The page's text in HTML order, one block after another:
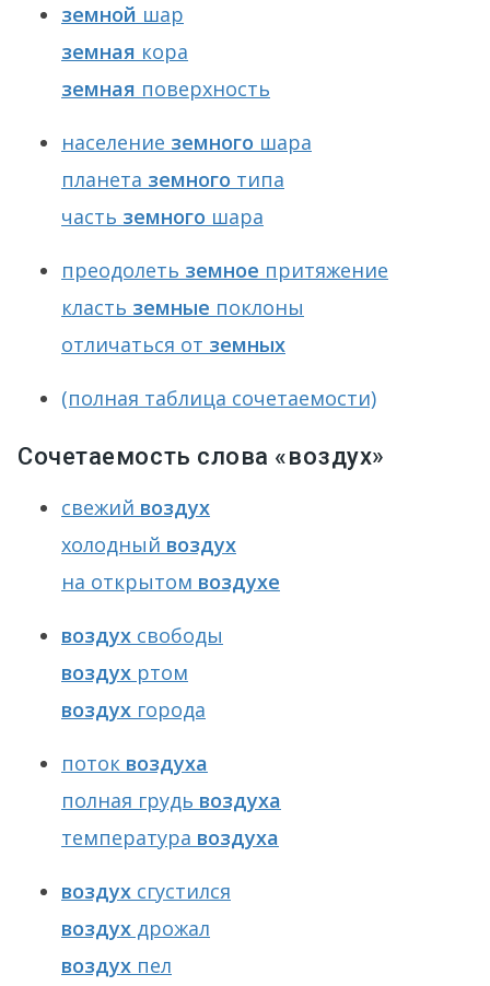
земной шар
земная кора
земная поверхность
население земного шара
планета земного типа
часть земного шара
преодолеть земное притяжение
класть земные поклоны
отличаться от земных
(полная таблица сочетаемости)
Сочетаемость слова «воздух»
свежий воздух
холодный воздух
на открытом воздухе
воздух свободы
воздух ртом
воздух города
поток воздуха
полная грудь воздуха
температура воздуха
воздух сгустился
воздух дрожал
воздух пел